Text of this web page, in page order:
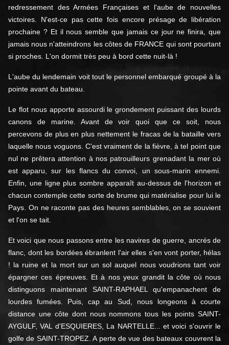
redressement des Armées Françaises et l'aube de nouvelles
victoires. N'est-ce pas cette fois encore présage de libération
prochaine ? Et il nous semble que jamais ce jour ne finira, que
jamais nous n'atteindrons les côtes de FRANCE qui sont pourtant
si proches. L'on dormit très peu à bord cette nuit-là !
L'aube du lendemain voit tout le personnel embarqué groupé à la
pointe avant du bateau.
Le flot nous apporte assourdi le grondement puissant des lourds
canons de marine. Avant de voir quoi que ce soit, nous
percevons de plus en plus nettement le fracas de la bataille vers
laquelle nous voguons. C'est vraiment de la fièvre, à tel point que
nul ne prêtera attention à nos patrouilleurs grenadant la mer où
est apparu, sur les flancs du convoi, un sous-marin ennemi.
Enfin, une ligne plus sombre apparaît au-dessus de l'horizon et
chacun contemple cette sorte de brume qui matérialise pour lui le
Pays. On ne raconte pas des heures semblables, on se souvient
et l'on se tait.
Et voici que nous passons entre les navires de guerre, ancrés de
flanc, dont les bordées ébranlent l'air elles s'en vont porter, hélas
! la ruine et la mort sur un sol auquel nous voudrions tant voir
épargner ces épreuves. Et à nos yeux grandit la côte où nous
distinguons maintenant SAINT-RAPHAEL qu'empanachent de
lourdes fumées. Puis, cap au Sud, nous longeons à courte
distance une côte dont nous nommons tous les points SAINT-
AYGULF, VAL d'ESQUIERES, La NARTELLE... et voici s'ouvrir le
golfe de SAINT-TROPEZ. A perte de vue des bateaux couvrent la